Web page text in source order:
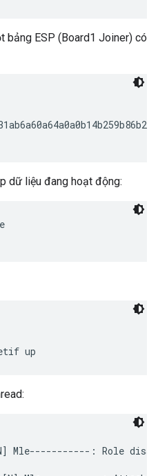
bảng ESP (Board1 Joiner) có
dữ liệu đang hoạt động:
Mle-----------: Role